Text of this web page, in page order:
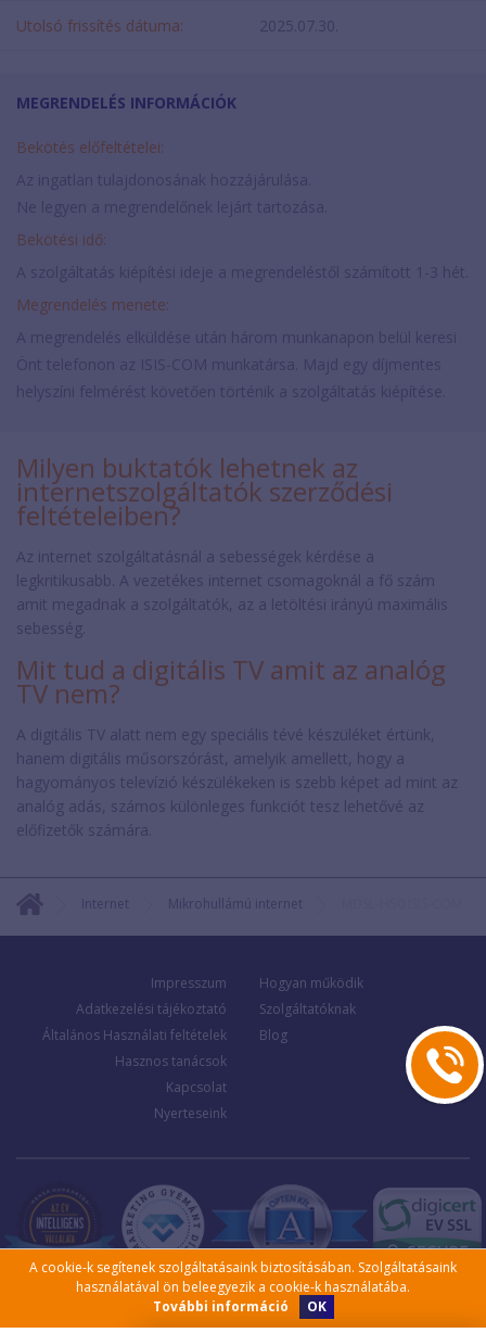
Utolsó frissítés dátuma: 2025.07.30.
MEGRENDELÉS INFORMÁCIÓK
Bekötés előfeltételei:
Bekötési idő:
Megrendelés menete:
Milyen buktatók lehetnek az
internetszolgáltatók szerződési
feltételeiben?
Az internet szolgáltatásnál a sebességek kérdése a
legkritikusabb. A vezetékes internet csomagoknál a fő szám
amit megadnak a szolgáltatók, az a letöltési irányú maximális
sebesség.
Mit tud a digitális TV amit az analóg
TV nem?
A digitális TV alatt nem egy speciális tévé készüléket értünk,
hanem digitális műsorszórást, amelyik amellett, hogy a
hagyományos televízió készülékeken is szebb képet ad mint az
analóg adás, számos különleges funkciót tesz lehetővé az
előfizetők számára.
Internet Mikrohullámú internet
Impresszum
Adatkezelési tájékoztató
Általános Használati feltételek
Hasznos tanácsok
Kapcsolat
Nyerteseink
Hogyan működik
Szolgáltatóknak
Blog
A cookie-k segítenek szolgáltatásaink biztosításában. Szolgáltatásaink
használatával ön beleegyezik a cookie-k használatába.
További információ
OK